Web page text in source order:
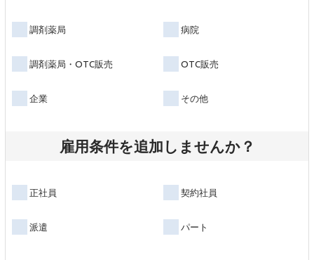
調剤薬局 病院
調剤薬局・OTC販売 OTC販売
企業 その他
雇用条件を追加しませんか？
正社員 契約社員
派遣 パート